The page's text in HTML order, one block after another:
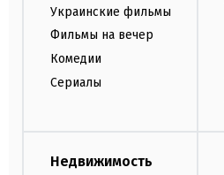
Украинские фильмы
Фильмы на вечер
Комедии
Сериалы
Недвижимость